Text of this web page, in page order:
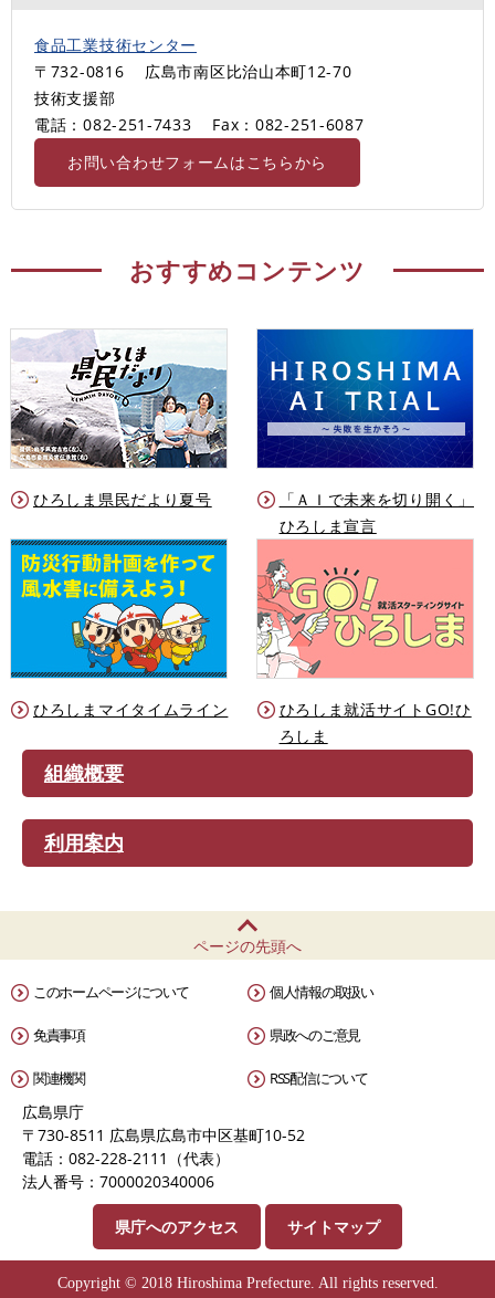
食品工業技術センター
〒732-0816
広島市南区比治山本町12-70
技術支援部
電話：082-251-7433
Fax：082-251-6087
お問い合わせフォームはこちらから
おすすめコンテンツ
ひろしま県民だより夏号
「ＡＩで未来を切り開く」
ひろしま宣言
ひろしまマイタイムライン
ひろしま就活サイトGO!ひ
ろしま
組織概要
利用案内
ページの先頭へ
このホームページについて 個人情報の取扱い
免責事項 県政へのご意見
関連機関 RSS配信について
広島県庁
〒730-8511 広島県広島市中区基町10-52
電話：082-228-2111（代表）
法人番号：7000020340006
県庁へのアクセス サイトマップ
Copyright © 2018 Hiroshima Prefecture. All rights reserved.